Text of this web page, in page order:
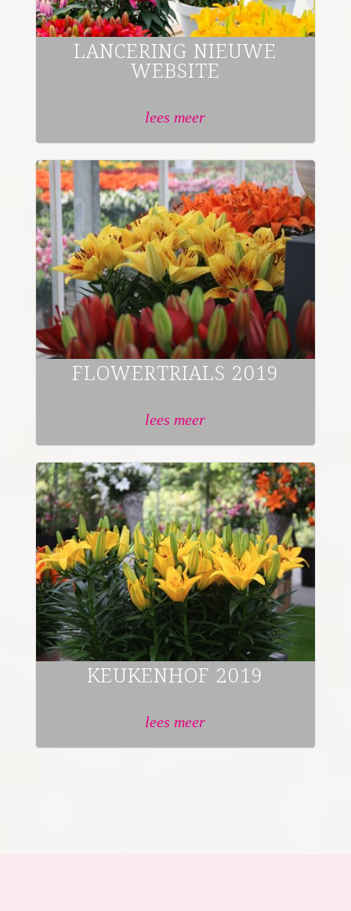
LANCERING NIEUWE
WEBSITE
lees meer
FLOWERTRIALS 2019
lees meer
KEUKENHOF 2019
lees meer